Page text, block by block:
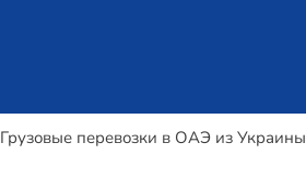
Грузовые перевозки в ОАЭ из Украины